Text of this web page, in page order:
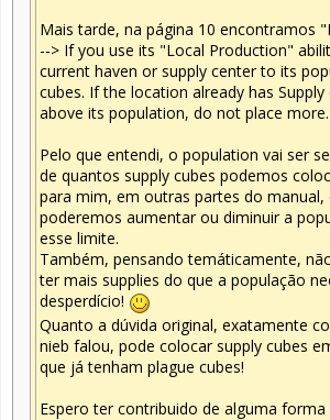
Mais tarde, na página 10 encontramos
--> If you use its "Local Production"
current haven or supply center to its
cubes. If the location already has
above its population, do not place
Pelo que entendi, o population vai ser
de quantos supply cubes podemos
para mim, em outras partes do manual,
poderemos aumentar ou diminuir a
esse limite.
Também, pensando temáticamente,
ter mais supplies do que a população
desperdício!
Quanto a dúvida original, exatamente
nieb falou, pode colocar supply cubes
que já tenham plague cubes!
Espero ter contribuido de alguma forma